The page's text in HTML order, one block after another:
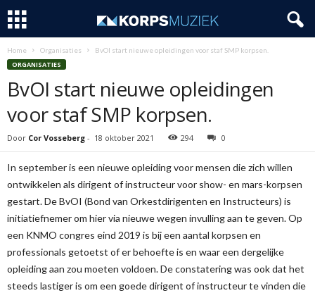
Home Organisaties BvOI start nieuwe opleidingen voor staf SMP korpsen.
ORGANISATIES
BvOI start nieuwe opleidingen
voor staf SMP korpsen.
Door Cor Vosseberg - 18 oktober 2021 294 0
In september is een nieuwe opleiding voor mensen die zich willen
ontwikkelen als dirigent of instructeur voor show- en mars-korpsen
gestart. De BvOI (Bond van Orkestdirigenten en Instructeurs) is
initiatiefnemer om hier via nieuwe wegen invulling aan te geven. Op
een KNMO congres eind 2019 is bij een aantal korpsen en
professionals getoetst of er behoefte is en waar een dergelijke
opleiding aan zou moeten voldoen. De constatering was ook dat het
steeds lastiger is om een goede dirigent of instructeur te vinden die